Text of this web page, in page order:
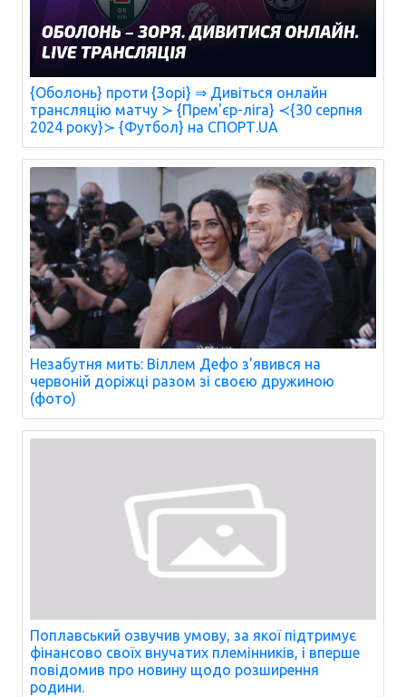
{Оболонь} проти {Зорі} ⇒ Дивіться онлайн
трансляцію матчу ≻ {Прем'єр-ліга} ≺{30 серпня
2024 року}≻ {Футбол} на СПОРТ.UA
Незабутня мить: Віллем Дефо з'явився на
червоній доріжці разом зі своєю дружиною
(фото)
Поплавський озвучив умову, за якої підтримує
фінансово своїх внучатих племінників, і вперше
повідомив про новину щодо розширення
родини.